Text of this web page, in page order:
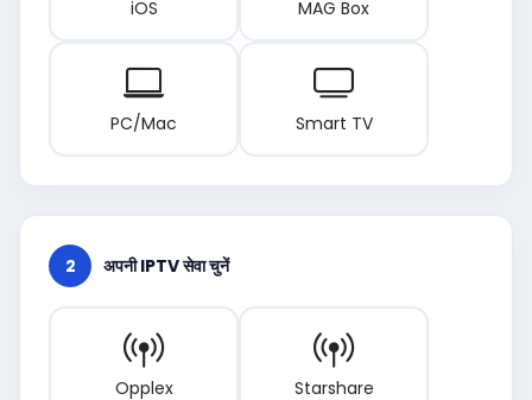
iOS MAG Box
PC/Mac Smart TV
2 अपनी IPTV सेवा चुनें
Opplex Starshare